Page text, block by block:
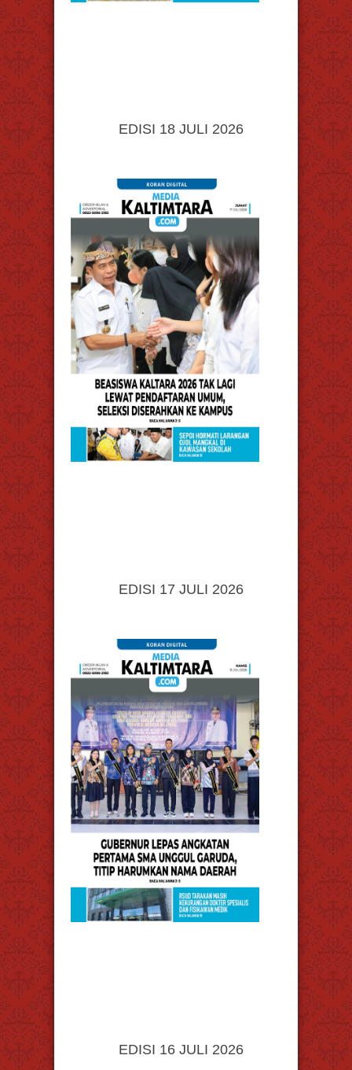
EDISI 18 JULI 2026
EDISI 17 JULI 2026
EDISI 16 JULI 2026